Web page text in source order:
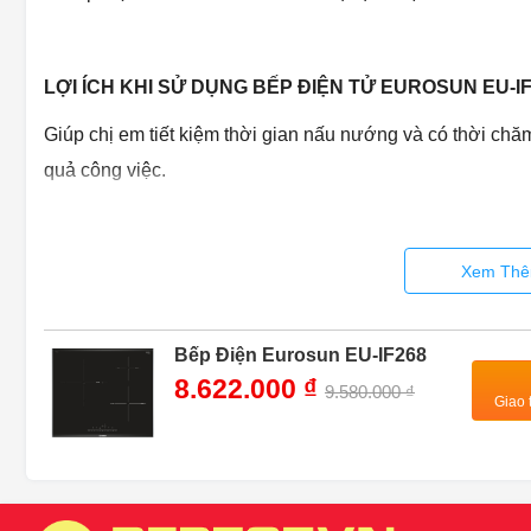
LỢI ÍCH KHI SỬ DỤNG BẾP ĐIỆN TỬ EUROSUN EU-
Giúp chị em tiết kiệm thời gian nấu nướng và có thời
quả công việc.
Bếp với thiết kế sang trọng hiện đại sẽ mang đến cho
Liên hệ theo số điện thoại0986.083.083 – 024 33 100 100
đầy đủ nhất.
Xem
Bếp Điện Eurosun EU-IF268
8.622.000 ₫ 9.580.000 ₫ Giao